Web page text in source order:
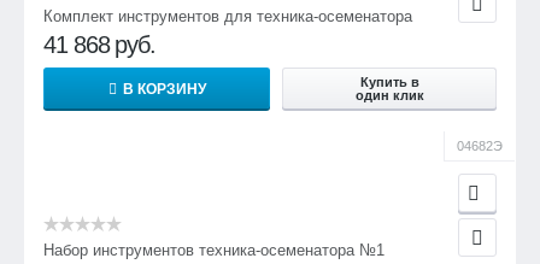
Комплект инструментов для техника-осеменатора
41 868 руб.
В КОРЗИНУ
Купить в
один клик
04682Э
Набор инструментов техника-осеменатора №1